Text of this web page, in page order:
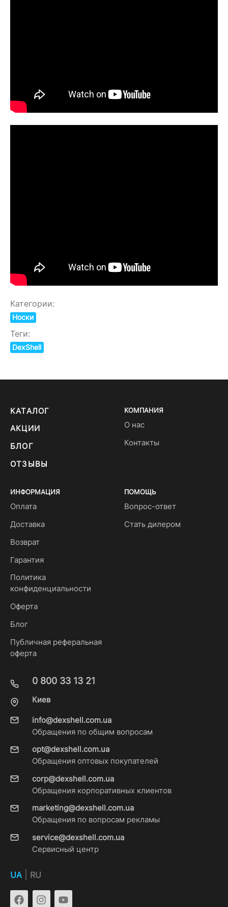
Категории:
Носки
Теги:
DexShell
КАТАЛОГ
АКЦИИ
БЛОГ
ОТЗЫВЫ
КОМПАНИЯ
О нас
Контакты
ИНФОРМАЦИЯ
Оплата
Доставка
Возврат
Гарантия
Политика
конфиденциальности
Оферта
Блог
Публичная реферальная
оферта
ПОМОЩЬ
Вопрос-ответ
Стать дилером
0 800 33 13 21
Киев
info@dexshell.com.ua
Обращения по общим вопросам
opt@dexshell.com.ua
Обращения оптовых покупателей
corp@dexshell.com.ua
Обращения корпоративных клиентов
marketing@dexshell.com.ua
Обращения по вопросам рекламы
service@dexshell.com.ua
Сервисный центр
UA RU